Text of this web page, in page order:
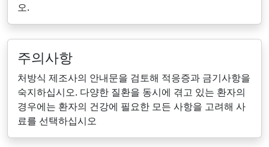
오.
주의사항
처방식 제조사의 안내문을 검토해 적응증과 금기사항을
숙지하십시오. 다양한 질환을 동시에 겪고 있는 환자의
경우에는 환자의 건강에 필요한 모든 사항을 고려해 사
료를 선택하십시오